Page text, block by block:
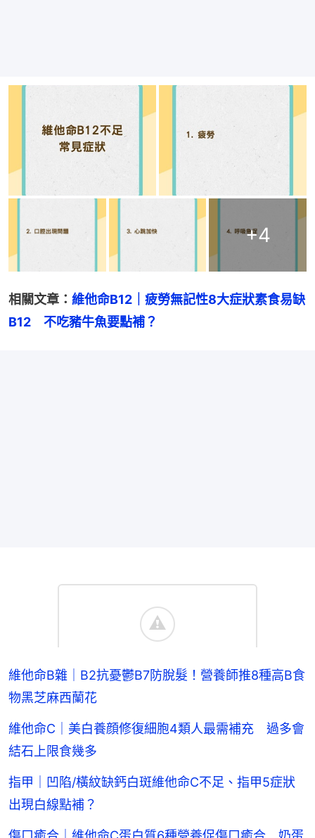
+4
相關文章： 維他命B12｜疲勞無記性8大症狀素食易缺
B12　不吃豬牛魚要點補？
維他命B雜｜B2抗憂鬱B7防脫髮！營養師推8種高B食
物黑芝麻西蘭花
維他命C｜美白養顔修復細胞4類人最需補充 過多會
結石上限食幾多
指甲｜凹陷/橫紋缺鈣白斑維他命C不足、指甲5症狀
出現白線點補？